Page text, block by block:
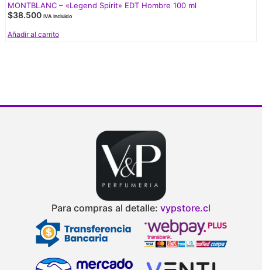
MONTBLANC – «Legend Spirit» EDT Hombre 100 ml
$38.500 IVA Incluido
Añadir al carrito
Para compras al detalle: vypstore.cl